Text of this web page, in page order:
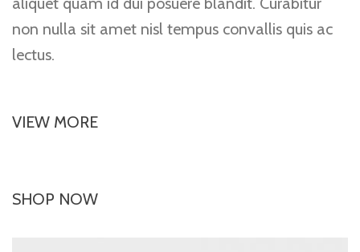
non nulla sit amet nisl tempus convallis quis ac
lectus.
VIEW MORE
SHOP NOW